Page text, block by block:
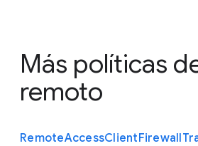
Más políticas
remoto
RemoteAccessClientFirewall